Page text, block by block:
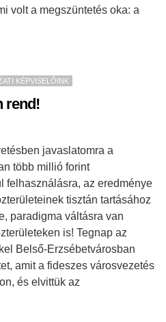
volt a megszüntetés oka: a
KÉPVISELŐINK
rend!
javaslatomra a
több millió forint
felhasználásra, az eredménye
tisztán tartásához
paradigma váltásra van
is! Tegnap az
Belső-Erzsébetvárosban
amit a fideszes városvezetés
és elvittük az